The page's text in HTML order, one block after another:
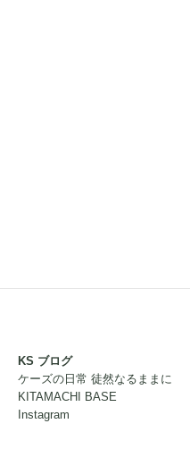
KS ブログ
ケーズの日常 徒然なるままに
KITAMACHI BASE
Instagram